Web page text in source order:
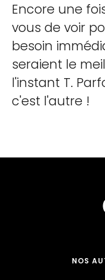
Encore une
vous de voir
besoin
seraient le
l'instant T.
c'est l'autre !
NOS